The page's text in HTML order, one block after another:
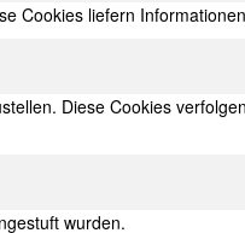
liefern
Diese Cookies
wurden.